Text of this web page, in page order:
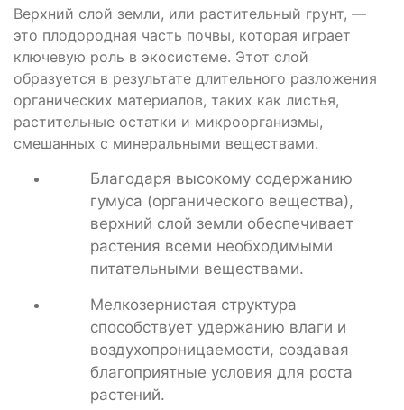
Верхний слой земли, или растительный грунт, —
это плодородная часть почвы, которая играет
ключевую роль в экосистеме. Этот слой
образуется в результате длительного разложения
органических материалов, таких как листья,
растительные остатки и микроорганизмы,
смешанных с минеральными веществами.
Благодаря высокому содержанию
гумуса (органического вещества),
верхний слой земли обеспечивает
растения всеми необходимыми
питательными веществами.
Мелкозернистая структура
способствует удержанию влаги и
воздухопроницаемости, создавая
благоприятные условия для роста
растений.